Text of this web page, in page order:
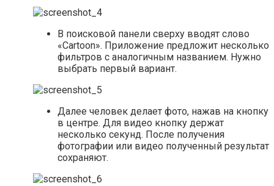
В поисковой панели сверху вводят слово
«Cartoon». Приложение предложит несколько
фильтров с аналогичным названием. Нужно
выбрать первый вариант.
Далее человек делает фото, нажав на кнопку
в центре. Для видео кнопку держат
несколько секунд. После получения
фотографии или видео полученный результат
сохраняют.